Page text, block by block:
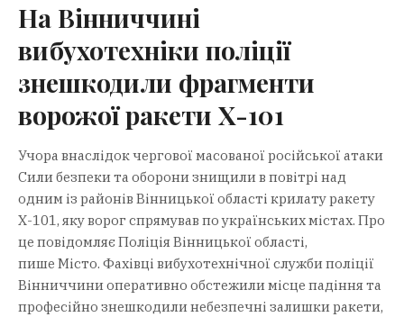
На Вінниччині
вибухотехніки поліції
знешкодили фрагменти
ворожої ракети Х-101
Учора внаслідок чергової масованої російської атаки
Сили безпеки та оборони знищили в повітрі над
одним із районів Вінницької області крилату ракету
Х-101, яку ворог спрямував по українських містах. Про
це повідомляє Поліція Вінницької області,
пише Місто. Фахівці вибухотехнічної служби поліції
Вінниччини оперативно обстежили місце падіння та
професійно знешкодили небезпечні залишки ракети,